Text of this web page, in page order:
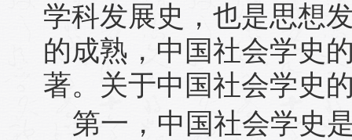
学科发展史，也是思想
的成熟，中国社会学史
著。关于中国社会学史
第一，中国社会学史